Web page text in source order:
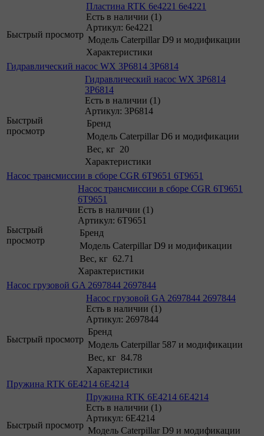
Быстрый просмотр
Пластина RTK 6e4221 6e4221
Есть в наличии (1)
Артикул: 6e4221
Модель Caterpillar D9 и модификации
Характеристики
Гидравлический насос WX 3P6814 3P6814
Быстрый
просмотр
Гидравлический насос WX 3P6814
3P6814
Есть в наличии (1)
Артикул: 3P6814
Бренд
Модель Caterpillar D6 и модификации
Вес, кг 20
Характеристики
Насос трансмиссии в сборе CGR 6T9651 6T9651
Быстрый
просмотр
Насос трансмиссии в сборе CGR 6T9651
6T9651
Есть в наличии (1)
Артикул: 6T9651
Бренд
Модель Caterpillar D9 и модификации
Вес, кг 62.71
Характеристики
Насос грузовой GA 2697844 2697844
Быстрый просмотр
Насос грузовой GA 2697844 2697844
Есть в наличии (1)
Артикул: 2697844
Бренд
Модель Caterpillar 587 и модификации
Вес, кг 84.78
Характеристики
Пружина RTK 6E4214 6E4214
Быстрый просмотр
Пружина RTK 6E4214 6E4214
Есть в наличии (1)
Артикул: 6E4214
Модель Caterpillar D9 и модификации